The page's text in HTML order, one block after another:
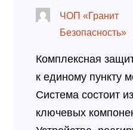
ЧОП «Гранит
Безопасность»
Комплексная
к единому пункту
Система состоит
ключевых